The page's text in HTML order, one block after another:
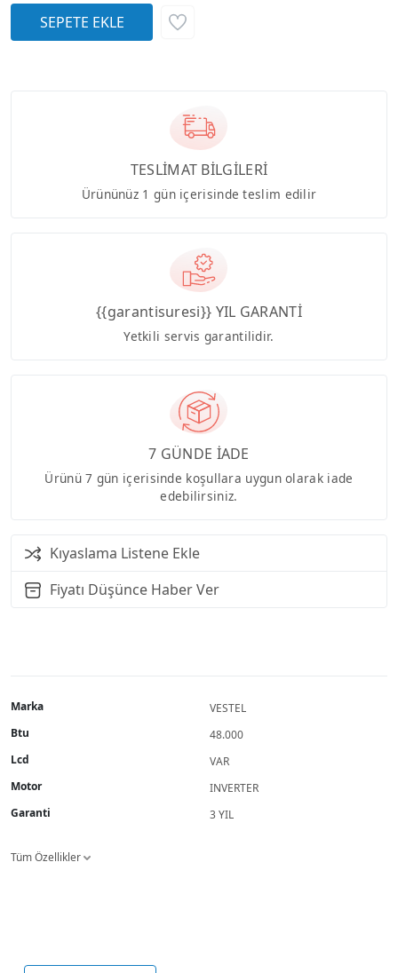
TESLİMAT BİLGİLERİ
Ürününüz 1 gün içerisinde teslim edilir
{{garantisuresi}} YIL GARANTİ
Yetkili servis garantilidir.
7 GÜNDE İADE
Ürünü 7 gün içerisinde koşullara uygun olarak iade
edebilirsiniz.
Kıyaslama Listene Ekle
Fiyatı Düşünce Haber Ver
Marka
VESTEL
Btu
48.000
Lcd
VAR
Motor
INVERTER
Garanti
3 YIL
Tüm Özellikler